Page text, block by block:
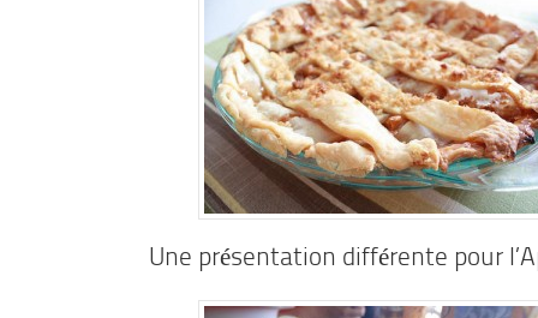
Une présentation différente pour